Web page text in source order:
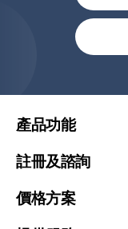
產品功能
註冊及諮詢
價格方案
繁體中文(香港)
United States
Việt Nam (Tiếng Việt)
한국 (한국어)
Indonesia (Bahasa